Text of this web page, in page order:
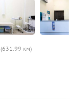
(631.99 км)